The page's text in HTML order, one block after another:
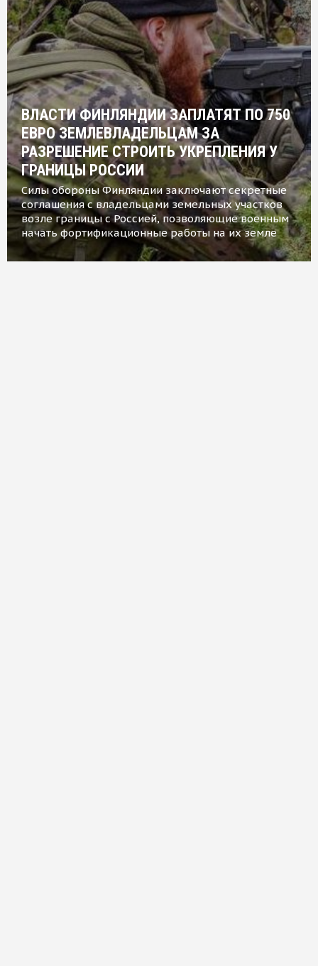
ВЛАСТИ ФИНЛЯНДИИ ЗАПЛАТЯТ ПО 750
ЕВРО ЗЕМЛЕВЛАДЕЛЬЦАМ ЗА
РАЗРЕШЕНИЕ СТРОИТЬ УКРЕПЛЕНИЯ У
ГРАНИЦЫ РОССИИ
Силы обороны Финляндии заключают секретные
соглашения с владельцами земельных участков
возле границы с Россией, позволяющие военным
начать фортификационные работы на их земле